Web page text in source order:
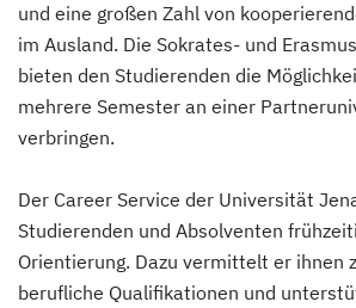
und eine großen Zahl von
im Ausland. Die Sokrates- und
bieten den Studierenden die
mehrere Semester an einer
verbringen.
Der Career Service der Universität
Studierenden und Absolventen
Orientierung. Dazu vermittelt er ihnen
berufliche Qualifikationen und